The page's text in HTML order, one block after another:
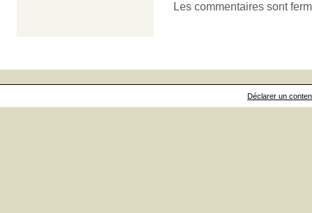
Les commentaires sont
Déclarer un